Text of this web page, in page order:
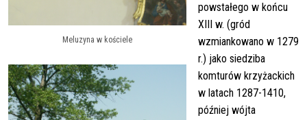
Meluzyna w kościele
powstałego w końcu
XIII w. (gród
wzmiankowano w 1279
r.) jako siedziba
komturów krzyżackich
w latach 1287-1410,
później wójta